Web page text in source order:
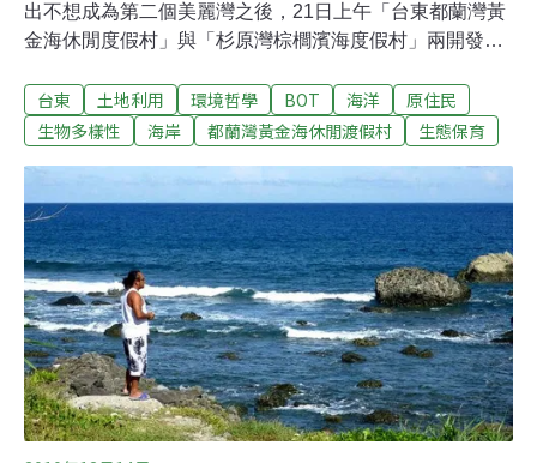
出不想成為第二個美麗灣之後，21日上午「台東都蘭灣黃
金海休閒度假村」與「杉原灣棕櫚濱海度假村」兩開發案
發案正在動工或審議中，最多將會佔去89公頃土地，並增
加1500間客房。而都蘭黃金海與杉原棕櫚的開發面積分別
倍。憂心度假村林立將造成海洋生態與當地原住民傳統文
化遭到摧殘，當地居民與民間團體都趕到環保署前關心與
發聲。一字排開目前美麗灣飯店造成傷害的照片，「政策
環評在哪裡？」對於小小的杉原灣居然塞滿了6個開發
案，地球公民基金會成員蔡中岳質疑，整個東海岸觀光開
發是要裨益當地居民或是財團，政府需要有整體的評估。
荒野保護協會台東分會莊詠婷提出，這兩案都位於內政部
營建屬公告的沿海保護區中的一般保護區內，受到「在不
影響環境之生態特色及自然景觀下，維
台東 土地利用 環境哲學 BOT 海洋
原住民
生物多樣性
海岸 都蘭灣黃金海休閒渡假村 生態保育